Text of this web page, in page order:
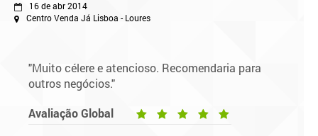
16 de abr 2014
Centro Venda Já Lisboa - Loures
"Muito célere e atencioso. Recomendaria para
outros negócios."
Avaliação Global